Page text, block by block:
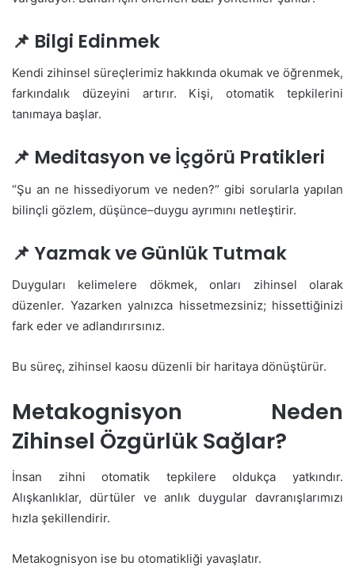
📌 Bilgi Edinmek
Kendi zihinsel süreçlerimiz hakkında okumak ve öğrenmek,
farkındalık düzeyini artırır. Kişi, otomatik tepkilerini
tanımaya başlar.
📌 Meditasyon ve İçgörü Pratikleri
“Şu an ne hissediyorum ve neden?” gibi sorularla yapılan
bilinçli gözlem, düşünce–duygu ayrımını netleştirir.
📌 Yazmak ve Günlük Tutmak
Duyguları kelimelere dökmek, onları zihinsel olarak
düzenler. Yazarken yalnızca hissetmezsiniz; hissettiğinizi
fark eder ve adlandırırsınız.
Bu süreç, zihinsel kaosu düzenli bir haritaya dönüştürür.
Metakognisyon Neden
Zihinsel Özgürlük Sağlar?
İnsan zihni otomatik tepkilere oldukça yatkındır.
Alışkanlıklar, dürtüler ve anlık duygular davranışlarımızı
hızla şekillendirir.
Metakognisyon ise bu otomatikliği yavaşlatır.